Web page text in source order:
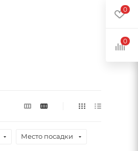
Место посадки
0
0